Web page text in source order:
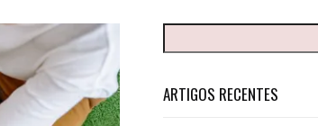
ARTIGOS RECENTES